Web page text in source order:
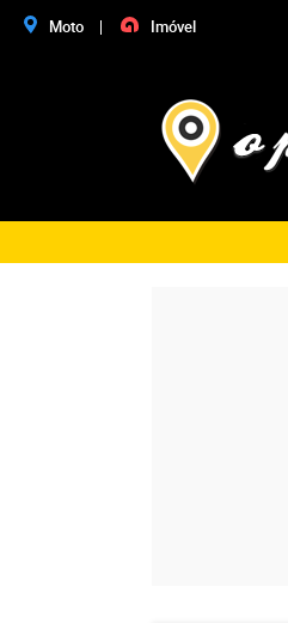
Moto Imóvel